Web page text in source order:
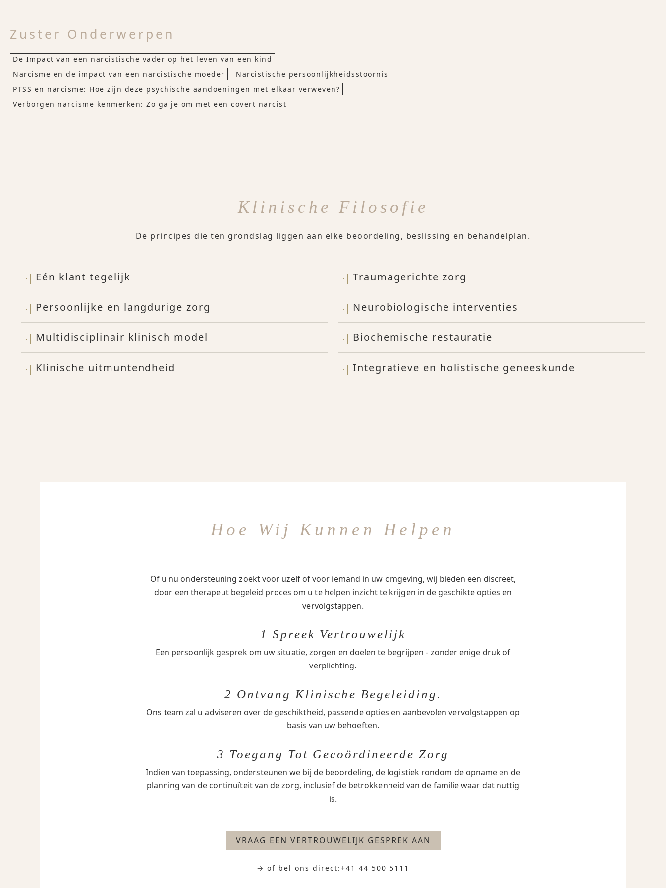
Zuster Onderwerpen
De Impact van een narcistische vader op het leven van een kind
Narcisme en de impact van een narcistische moeder
Narcistische persoonlijkheidsstoornis
PTSS en narcisme: Hoe zijn deze psychische aandoeningen met elkaar verweven?
Verborgen narcisme kenmerken: Zo ga je om met een covert narcist
Klinische Filosofie
De principes die ten grondslag liggen aan elke beoordeling, beslissing en behandelplan.
Eén klant tegelijk
Persoonlijke en langdurige zorg
Multidisciplinair klinisch model
Klinische uitmuntendheid
Traumagerichte zorg
Neurobiologische interventies
Biochemische restauratie
Integratieve en holistische geneeskunde
Hoe Wij Kunnen Helpen
Of u nu ondersteuning zoekt voor uzelf of voor iemand in uw omgeving, wij bieden een discreet,
door een therapeut begeleid proces om u te helpen inzicht te krijgen in de geschikte opties en
vervolgstappen.
1 Spreek Vertrouwelijk
Een persoonlijk gesprek om uw situatie, zorgen en doelen te begrijpen - zonder enige druk of
verplichting.
2 Ontvang Klinische Begeleiding.
Ons team zal u adviseren over de geschiktheid, passende opties en aanbevolen vervolgstappen op
basis van uw behoeften.
3 Toegang Tot Gecoördineerde Zorg
Indien van toepassing, ondersteunen we bij de beoordeling, de logistiek rondom de opname en de
planning van de continuïteit van de zorg, inclusief de betrokkenheid van de familie waar dat nuttig
is.
VRAAG EEN VERTROUWELIJK GESPREK AAN
→ of bel ons direct:+41 44 500 5111